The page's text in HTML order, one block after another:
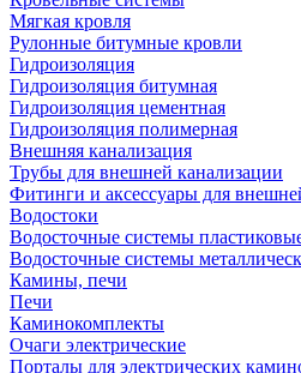
Мягкая кровля
Рулонные битумные кровли
Гидроизоляция
Гидроизоляция битумная
Гидроизоляция цементная
Гидроизоляция полимерная
Внешняя канализация
Трубы для внешней канализации
Фитинги и аксессуары для
Водостоки
Водосточные системы
Водосточные системы
Камины, печи
Печи
Каминокомплекты
Очаги электрические
Порталы для электрических